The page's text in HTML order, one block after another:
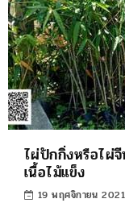
ไผ่ปักกิ่งหรือไผ่
เนื้อไม้แข็ง
19 พฤศจิกายน 2021